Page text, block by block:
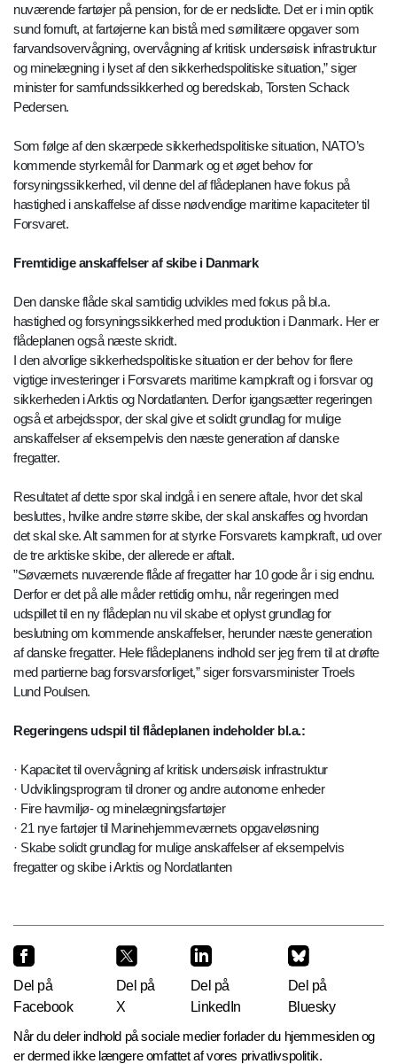
nuværende fartøjer på pension, for de er nedslidte. Det er i min optik
sund fornuft, at fartøjerne kan bistå med sømilitære opgaver som
farvandsovervågning, overvågning af kritisk undersøisk infrastruktur
og minelægning i lyset af den sikkerhedspolitiske situation,” siger
minister for samfundssikkerhed og beredskab, Torsten Schack
Pedersen.
Som følge af den skærpede sikkerhedspolitiske situation, NATO’s
kommende styrkemål for Danmark og et øget behov for
forsyningssikkerhed, vil denne del af flådeplanen have fokus på
hastighed i anskaffelse af disse nødvendige maritime kapaciteter til
Forsvaret.
Fremtidige anskaffelser af skibe i Danmark
Den danske flåde skal samtidig udvikles med fokus på bl.a.
hastighed og forsyningssikkerhed med produktion i Danmark. Her er
flådeplanen også næste skridt.
I den alvorlige sikkerhedspolitiske situation er der behov for flere
vigtige investeringer i Forsvarets maritime kampkraft og i forsvar og
sikkerheden i Arktis og Nordatlanten. Derfor igangsætter regeringen
også et arbejdsspor, der skal give et solidt grundlag for mulige
anskaffelser af eksempelvis den næste generation af danske
fregatter.
Resultatet af dette spor skal indgå i en senere aftale, hvor det skal
besluttes, hvilke andre større skibe, der skal anskaffes og hvordan
det skal ske. Alt sammen for at styrke Forsvarets kampkraft, ud over
de tre arktiske skibe, der allerede er aftalt.
”Søværnets nuværende flåde af fregatter har 10 gode år i sig endnu.
Derfor er det på alle måder rettidig omhu, når regeringen med
udspillet til en ny flådeplan nu vil skabe et oplyst grundlag for
beslutning om kommende anskaffelser, herunder næste generation
af danske fregatter. Hele flådeplanens indhold ser jeg frem til at drøfte
med partierne bag forsvarsforliget,” siger forsvarsminister Troels
Lund Poulsen.
Regeringens udspil til flådeplanen indeholder bl.a.:
· Kapacitet til overvågning af kritisk undersøisk infrastruktur
· Udviklingsprogram til droner og andre autonome enheder
· Fire havmiljø- og minelægningsfartøjer
· 21 nye fartøjer til Marinehjemmeværnets opgaveløsning
· Skabe solidt grundlag for mulige anskaffelser af eksempelvis
fregatter og skibe i Arktis og Nordatlanten
Del på
Facebook
Del på
X
Del på
LinkedIn
Del på
Bluesky
Når du deler indhold på sociale medier forlader du hjemmesiden og
er dermed ikke længere omfattet af vores privatlivspolitik.